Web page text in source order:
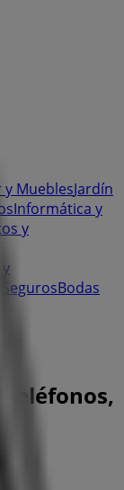
y MueblesJardín
Informática y
y
y
SegurosBodas